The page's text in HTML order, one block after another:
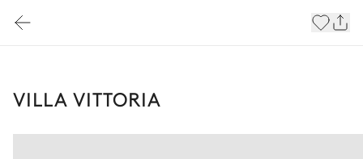
VILLA VITTORIA